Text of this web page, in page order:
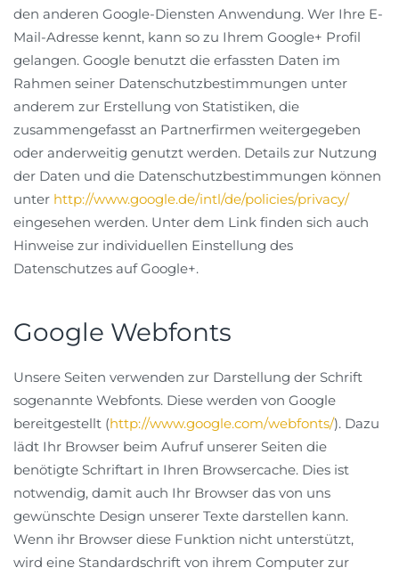
den anderen Google-Diensten Anwendung. Wer Ihre E-
Mail-Adresse kennt, kann so zu Ihrem Google+ Profil
gelangen. Google benutzt die erfassten Daten im
Rahmen seiner Datenschutzbestimmungen unter
anderem zur Erstellung von Statistiken, die
zusammengefasst an Partnerfirmen weitergegeben
oder anderweitig genutzt werden. Details zur Nutzung
der Daten und die Datenschutzbestimmungen können
unter http://www.google.de/intl/de/policies/privacy/
eingesehen werden. Unter dem Link finden sich auch
Hinweise zur individuellen Einstellung des
Datenschutzes auf Google+.
Google Webfonts
Unsere Seiten verwenden zur Darstellung der Schrift
sogenannte Webfonts. Diese werden von Google
bereitgestellt (http://www.google.com/webfonts/). Dazu
lädt Ihr Browser beim Aufruf unserer Seiten die
benötigte Schriftart in Ihren Browsercache. Dies ist
notwendig, damit auch Ihr Browser das von uns
gewünschte Design unserer Texte darstellen kann.
Wenn ihr Browser diese Funktion nicht unterstützt,
wird eine Standardschrift von ihrem Computer zur